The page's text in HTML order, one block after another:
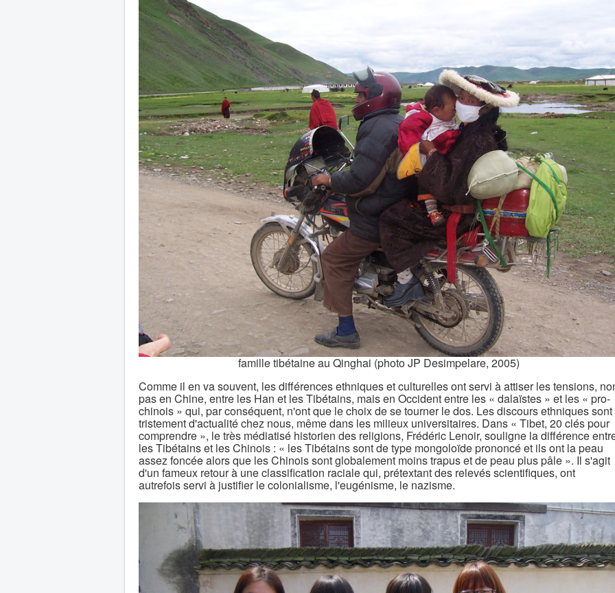
famille tibétaine au Qinghai (photo JP Desimpelare, 2005)
Comme il en va souvent, les différences ethniques et culturelles ont servi à attiser les tensions,
pas en Chine, entre les Han et les Tibétains, mais en Occident entre les « dalaïstes » et les « pro-
chinois » qui, par conséquent, n'ont que le choix de se tourner le dos. Les discours ethniques sont
tristement d'actualité chez nous, même dans les milieux universitaires. Dans « Tibet, 20 clés pour
comprendre », le très médiatisé historien des religions, Frédéric Lenoir, souligne la différence
les Tibétains et les Chinois : « les Tibétains sont de type mongoloïde prononcé et ils ont la peau
assez foncée alors que les Chinois sont globalement moins trapus et de peau plus pâle ». Il s'agit
d'un fameux retour à une classification raciale qui, prétextant des relevés scientifiques, ont
autrefois servi à justifier le colonialisme, l'eugénisme, le nazisme.